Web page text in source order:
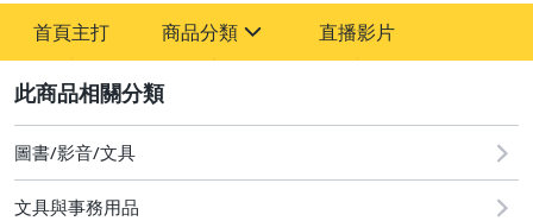
首頁主打 商品分類
圖書/影音/文具
居家、家具與園藝
直播影片
圖書/影音/文具
文具與事務用品